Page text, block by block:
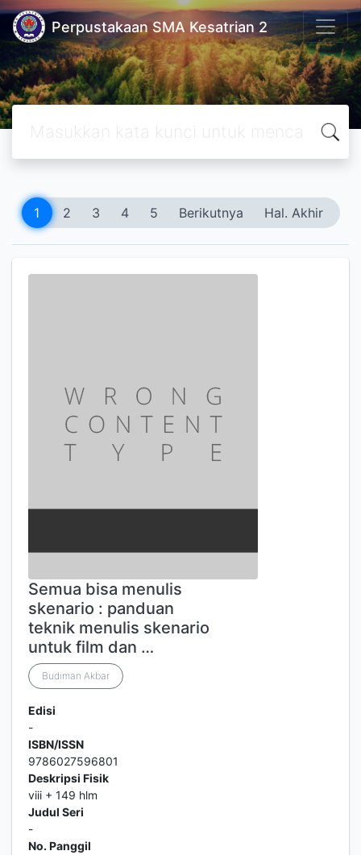
Perpustakaan SMA Kesatrian 2
1 2 3 4 5 Berikutnya Hal. Akhir
Semua bisa menulis
skenario : panduan
teknik menulis skenario
untuk film dan …
Budiman Akbar
Edisi
-
ISBN/ISSN
9786027596801
Deskripsi Fisik
viii + 149 hlm
Judul Seri
-
No. Panggil